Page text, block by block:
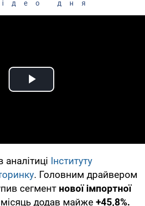
дня
Play Video
Інституту
. Головним драйвером
сегмент нової імпортної
додав майже +45,8%.